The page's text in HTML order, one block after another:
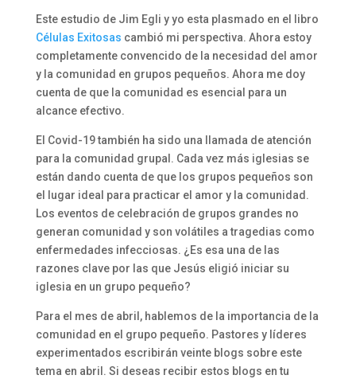
Este estudio de Jim Egli y yo esta plasmado en el libro
Células Exitosas cambió mi perspectiva. Ahora estoy
completamente convencido de la necesidad del amor
y la comunidad en grupos pequeños. Ahora me doy
cuenta de que la comunidad es esencial para un
alcance efectivo.
El Covid-19 también ha sido una llamada de atención
para la comunidad grupal. Cada vez más iglesias se
están dando cuenta de que los grupos pequeños son
el lugar ideal para practicar el amor y la comunidad.
Los eventos de celebración de grupos grandes no
generan comunidad y son volátiles a tragedias como
enfermedades infecciosas. ¿Es esa una de las
razones clave por las que Jesús eligió iniciar su
iglesia en un grupo pequeño?
Para el mes de abril, hablemos de la importancia de la
comunidad en el grupo pequeño. Pastores y líderes
experimentados escribirán veinte blogs sobre este
tema en abril. Si deseas recibir estos blogs en tu